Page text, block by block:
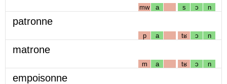
mw a s ɔ n
patronne
p a tʁ ɔ n
matrone
m a tʁ ɔ n
empoisonne